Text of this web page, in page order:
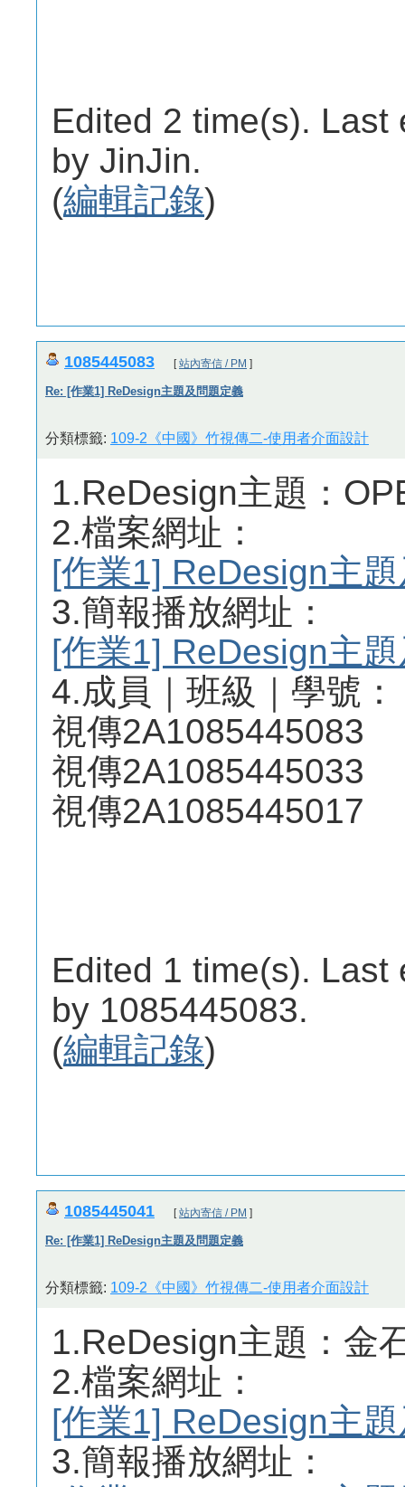
Edited 2 time(s). Last
by JinJin.
(編輯記錄)
1085445083 [站內寄信 / PM ]
Re: [作業1] ReDesign主題及問題定義
分類標籤: 109-2《中國》竹視傳二-使用者介面設計
1.ReDesign主題：
2.檔案網址：
[作業1] ReDesign主
3.簡報播放網址：
[作業1] ReDesign主
4.成員｜班級｜學號：
視傳2A1085445083
視傳2A1085445033
視傳2A1085445017
Edited 1 time(s). Last
by 1085445083.
(編輯記錄)
1085445041 [站內寄信 / PM ]
Re: [作業1] ReDesign主題及問題定義
分類標籤: 109-2《中國》竹視傳二-使用者介面設計
1.ReDesign主題：金
2.檔案網址：
[作業1] ReDesign主
3.簡報播放網址：